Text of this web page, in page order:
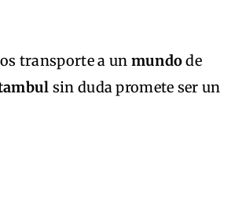
transporte a un mundode
sin duda promete ser un